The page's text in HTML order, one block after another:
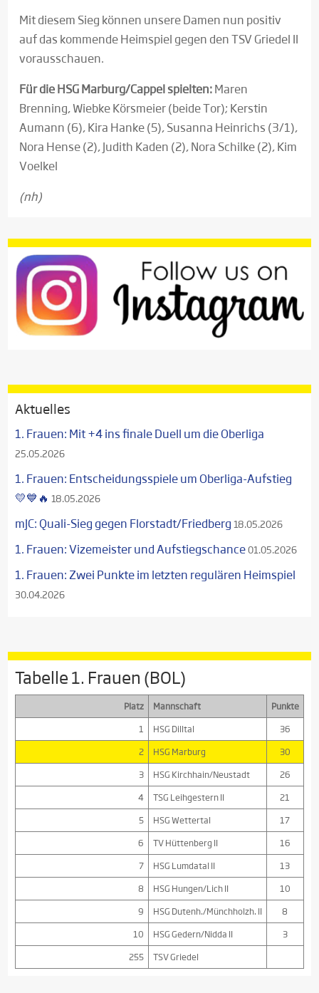
Mit diesem Sieg können unsere Damen nun positiv
auf das kommende Heimspiel gegen den TSV Griedel II
vorausschauen.
Für die HSG Marburg/Cappel spielten:Maren
Brenning, Wiebke Körsmeier (beide Tor); Kerstin
Aumann (6), Kira Hanke (5), Susanna Heinrichs (3/1),
Nora Hense (2), Judith Kaden (2), Nora Schilke (2), Kim
Voelkel
(nh)
Aktuelles
1. Frauen: Mit +4 ins finale Duell um die Oberliga
25.05.2026
1. Frauen: Entscheidungsspiele um Oberliga-Aufstieg
💛💙🔥 18.05.2026
mJC: Quali-Sieg gegen Florstadt/Friedberg 18.05.2026
1. Frauen: Vizemeister und Aufstiegschance01.05.2026
1. Frauen: Zwei Punkte im letzten regulären Heimspiel
30.04.2026
Tabelle 1. Frauen (BOL)
Platz Mannschaft
Punkte
1
HSG Dilltal
36
2
HSG Marburg
30
3
HSG Kirchhain/Neustadt
26
4
TSG Leihgestern II
21
5
HSG Wettertal
17
6
TV Hüttenberg II
16
7
HSG Lumdatal II
13
8
HSG Hungen/Lich II
10
9
HSG Dutenh./Münchholzh. II
8
10
HSG Gedern/Nidda II
3
255
TSV Griedel